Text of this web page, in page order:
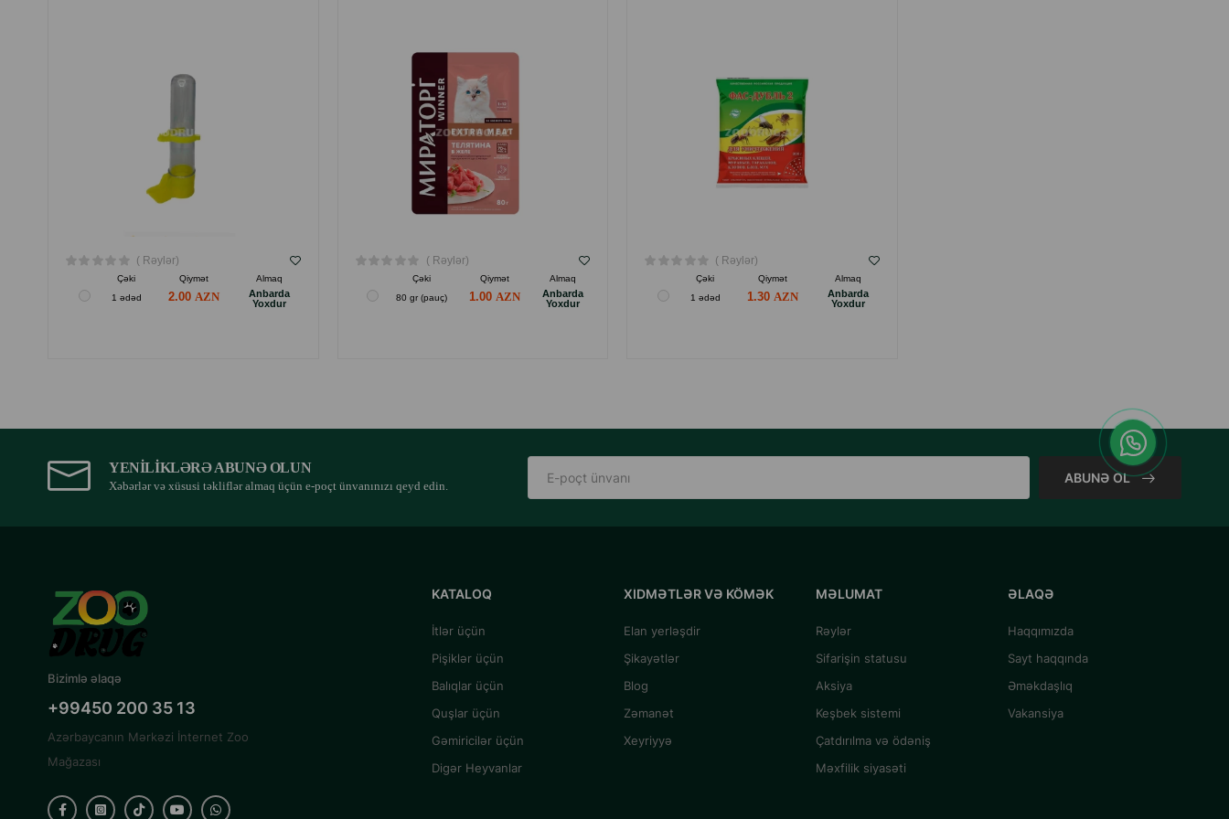
( Rəylər)
Çəki Qiymət
Almaq
1 ədəd
2.00
Anbarda
Yoxdur
( Rəylər)
Çəki Qiymət
Almaq
80 gr (pauç)
1.00
Anbarda
Yoxdur
( Rəylər)
Çəki Qiymət
Almaq
1 ədəd
1.30
Anbarda
Yoxdur
YENILIKLƏRƏ ABUNƏ OLUN
Xəbərlər və xüsusi təkliflər almaq üçün e-poçt ünvanınızı qeyd edin.
ABUNƏ OL
Bizimlə əlaqə
+99450 200 35 13
Azərbaycanın Mərkəzi İnternet Zoo
Mağazası
KATALOQ
İtlər üçün
Pişiklər üçün
Balıqlar üçün
Quşlar üçün
Gəmiricilər üçün
Digər Heyvanlar
XIDMƏTLƏR VƏ KÖMƏK
Elan yerləşdir
Şikayətlər
Blog
Zəmanət
Xeyriyyə
MƏLUMAT
Rəylər
Sifarişin statusu
Aksiya
Keşbek sistemi
Çatdırılma və ödəniş
Məxfilik siyasəti
ƏLAQƏ
Haqqımızda
Sayt haqqında
Əməkdaşlıq
Vakansiya